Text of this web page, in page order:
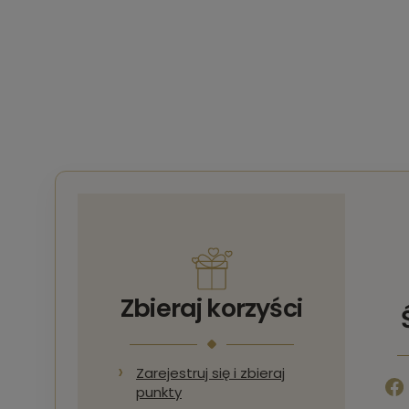
Zbieraj korzyści
Zarejestruj się i zbieraj
punkty